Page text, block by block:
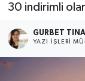
30 indirimli
GURBET
YAZI İŞLERI
Kültür -
Yaşam